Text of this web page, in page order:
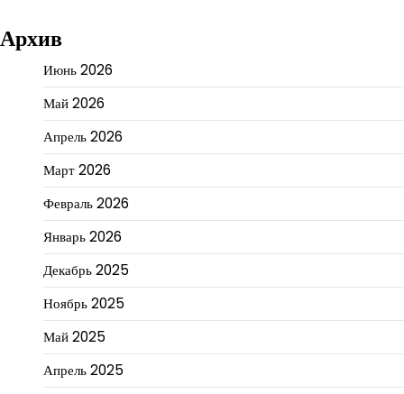
Архив
Июнь 2026
Май 2026
Апрель 2026
Март 2026
Февраль 2026
Январь 2026
Декабрь 2025
Ноябрь 2025
Май 2025
Апрель 2025